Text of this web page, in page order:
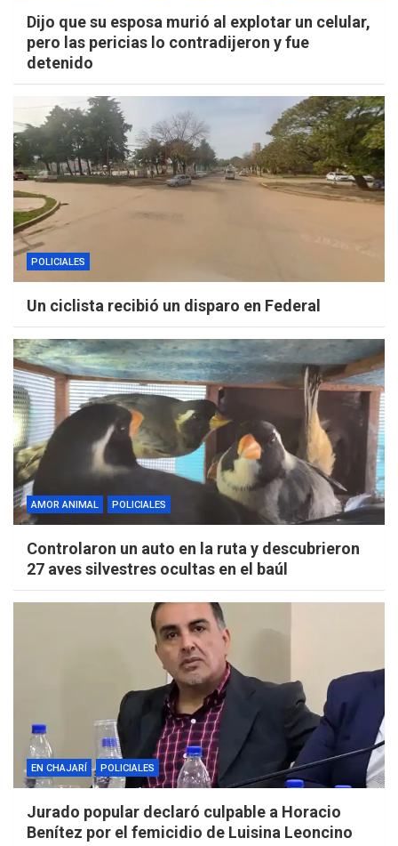
Dijo que su esposa murió al explotar un celular,
pero las pericias lo contradijeron y fue
detenido
POLICIALES
Un ciclista recibió un disparo en Federal
AMOR ANIMAL POLICIALES
Controlaron un auto en la ruta y descubrieron
27 aves silvestres ocultas en el baúl
EN CHAJARÍ POLICIALES
Jurado popular declaró culpable a Horacio
Benítez por el femicidio de Luisina Leoncino